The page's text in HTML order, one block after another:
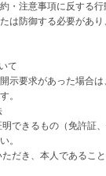
・注意事項に反する
は防御する必要があ
て
示要求があった場合
。
できるもの（免許証
。
だき、本人であるこ